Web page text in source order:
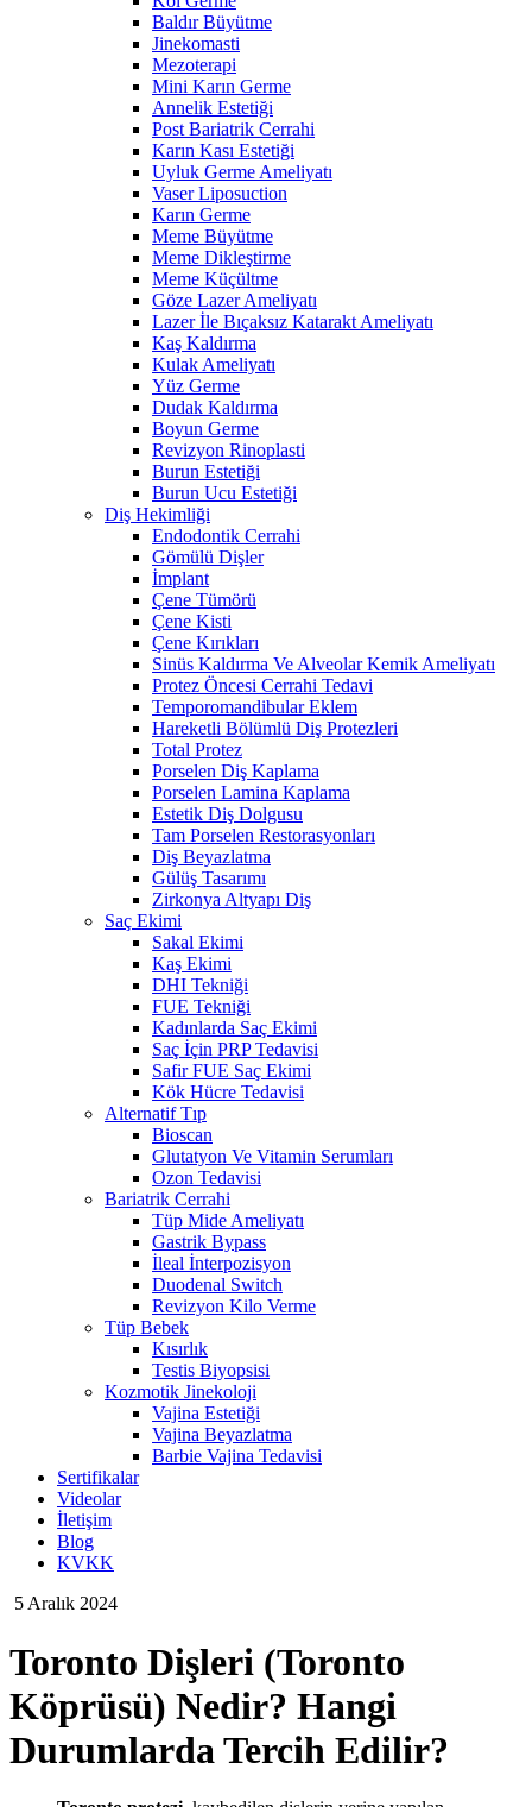
Baldır Büyütme
Jinekomasti
Mezoterapi
Mini Karın Germe
Annelik Estetiği
Post Bariatrik Cerrahi
Karın Kası Estetiği
Uyluk Germe Ameliyatı
Vaser Liposuction
Karın Germe
Meme Büyütme
Meme Dikleştirme
Meme Küçültme
Göze Lazer Ameliyatı
Lazer İle Bıçaksız Katarakt Ameliyatı
Kaş Kaldırma
Kulak Ameliyatı
Yüz Germe
Dudak Kaldırma
Boyun Germe
Revizyon Rinoplasti
Burun Estetiği
Burun Ucu Estetiği
Diş Hekimliği
Endodontik Cerrahi
Gömülü Dişler
İmplant
Çene Tümörü
Çene Kisti
Çene Kırıkları
Sinüs Kaldırma Ve Alveolar Kemik Ameliyatı
Protez Öncesi Cerrahi Tedavi
Temporomandibular Eklem
Hareketli Bölümlü Diş Protezleri
Total Protez
Porselen Diş Kaplama
Porselen Lamina Kaplama
Estetik Diş Dolgusu
Tam Porselen Restorasyonları
Diş Beyazlatma
Gülüş Tasarımı
Zirkonya Altyapı Diş
Saç Ekimi
Sakal Ekimi
Kaş Ekimi
DHI Tekniği
FUE Tekniği
Kadınlarda Saç Ekimi
Saç İçin PRP Tedavisi
Safir FUE Saç Ekimi
Kök Hücre Tedavisi
Alternatif Tıp
Bioscan
Glutatyon Ve Vitamin Serumları
Ozon Tedavisi
Bariatrik Cerrahi
Tüp Mide Ameliyatı
Gastrik Bypass
İleal İnterpozisyon
Duodenal Switch
Revizyon Kilo Verme
Tüp Bebek
Kısırlık
Testis Biyopsisi
Kozmotik Jinekoloji
Vajina Estetiği
Vajina Beyazlatma
Barbie Vajina Tedavisi
Sertifikalar
Videolar
İletişim
Blog
KVKK
5 Aralık 2024
Toronto Dişleri (Toronto
Köprüsü) Nedir? Hangi
Durumlarda Tercih Edilir?